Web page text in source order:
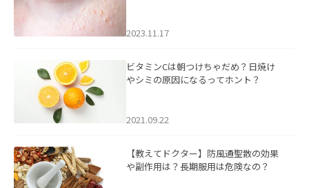
2023.11.17
ビタミンCは朝つけちゃだめ？日焼け
やシミの原因になるってホント？
2021.09.22
【教えてドクター】防風通聖散の効果
や副作用は？長期服用は危険なの？